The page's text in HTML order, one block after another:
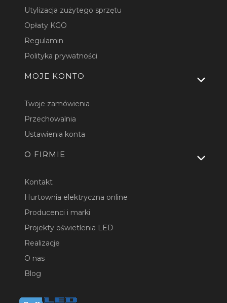
Utylizacja zużytego sprzętu
Opłaty KGO
Regulamin
Polityka prywatności
MOJE KONTO
Twoje zamówienia
Przechowalnia
Ustawienia konta
O FIRMIE
Kontakt
Hurtownia elektryczna online
Producenci i marki
Projekty oświetlenia LED
Realizacje
O nas
Blog